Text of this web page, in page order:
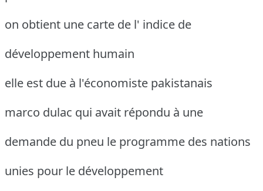
on obtient une carte de l' indice de
développement humain
elle est due à l'économiste pakistanais
marco dulac qui avait répondu à une
demande du pneu le programme des nations
unies pour le développement